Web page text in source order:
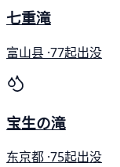
七重滝
富山县 ·77起出没
宝生の滝
东京都 ·75起出没